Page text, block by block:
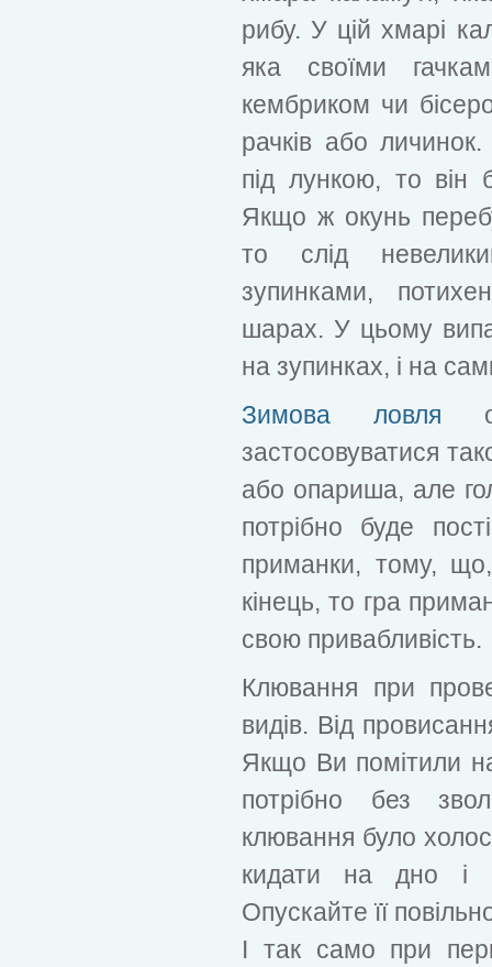
рибу. У цій хмарі
яка своїми
кембриком чи
рачків або
під лункою, то він
Якщо ж окунь
то слід
зупинками,
шарах. У цьому
на зупинках, і на
Зимова ловля
застосовуватися
або опариша, але
потрібно буде
приманки, тому,
кінець, то гра
свою привабливість.
Клювання при
видів. Від
Якщо Ви помітили
потрібно без
клювання було
кидати на дно і
Опускайте її
І так само при